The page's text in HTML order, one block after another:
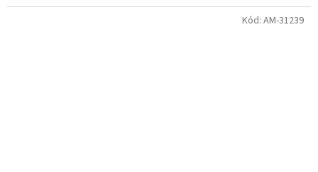
Kód: AM-31239